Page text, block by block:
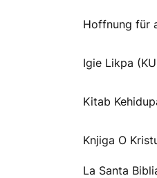
Hoffnung für
Igie Likpa
Kitab
Knjiga O
La Santa